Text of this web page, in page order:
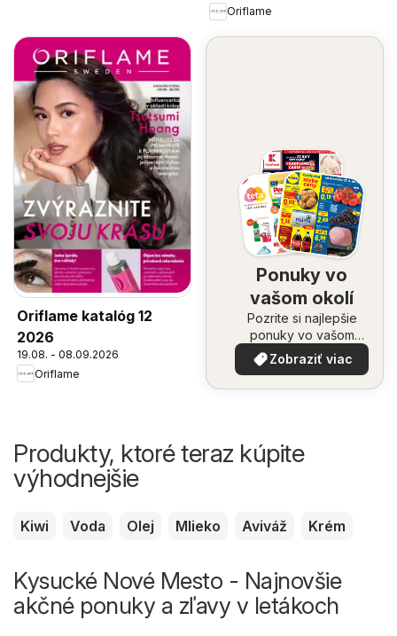
Oriflame
Oriflame katalóg 12
2026
19.08. - 08.09.2026
Oriflame
Ponuky vo
vašom okolí
Pozrite si najlepšie
ponuky vo vašom
okolí
Zobraziť viac
Produkty, ktoré teraz kúpite
výhodnejšie
Kiwi Voda Olej Mlieko Aviváž Krém
Kysucké Nové Mesto - Najnovšie
akčné ponuky a zľavy v letákoch